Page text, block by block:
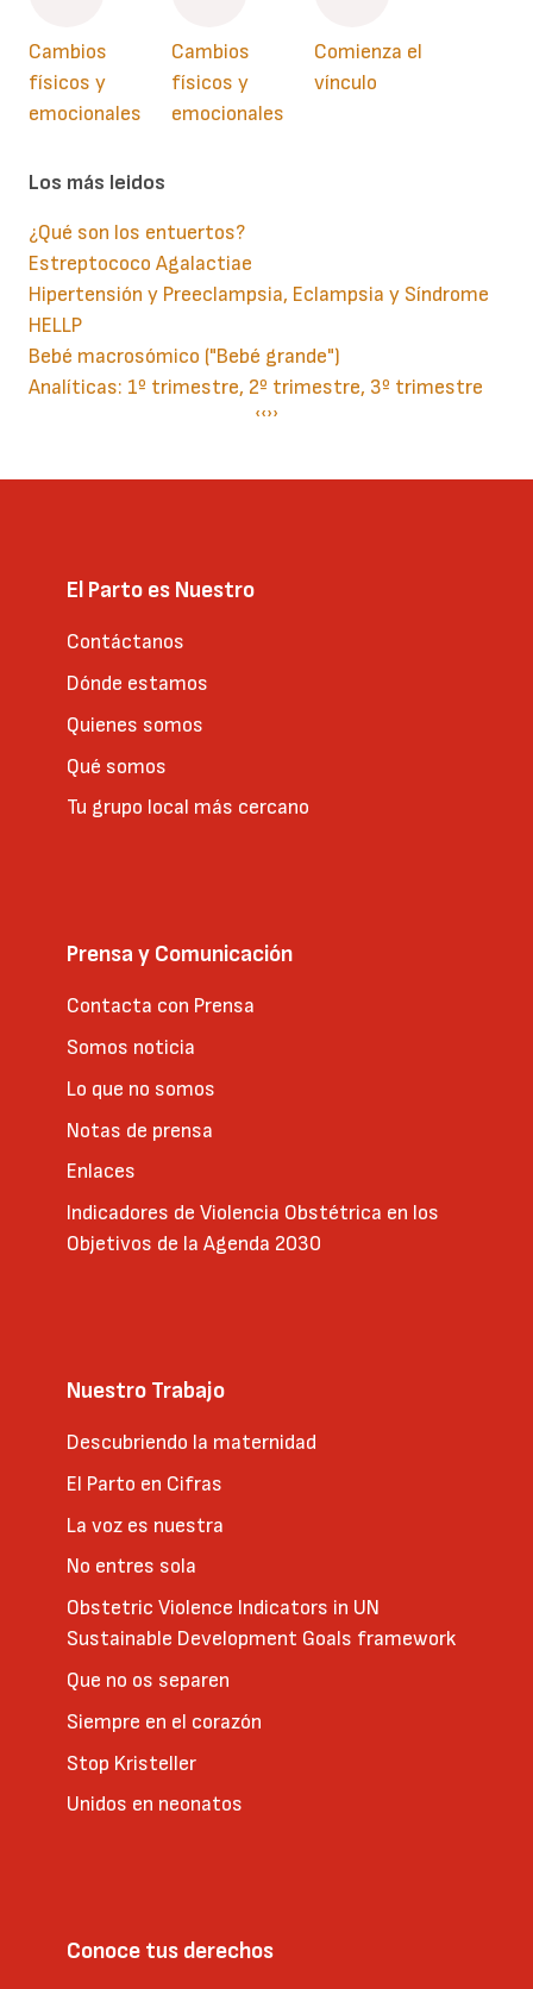
Cambios
físicos y
emocionales
Cambios
físicos y
emocionales
Comienza el
vínculo
Los más leidos
¿Qué son los entuertos?
Estreptococo Agalactiae
Hipertensión y Preeclampsia, Eclampsia y Síndrome
HELLP
Bebé macrosómico ("Bebé grande")
Analíticas: 1º trimestre, 2º trimestre, 3º trimestre
Página
‹‹Siguiente
››
El Parto es Nuestro
Contáctanos
Dónde estamos
Quienes somos
Qué somos
Tu grupo local más cercano
Prensa y Comunicación
Contacta con Prensa
Somos noticia
Lo que no somos
Notas de prensa
Enlaces
Indicadores de Violencia Obstétrica en los
Objetivos de la Agenda 2030
Nuestro Trabajo
Descubriendo la maternidad
El Parto en Cifras
La voz es nuestra
No entres sola
Obstetric Violence Indicators in UN
Sustainable Development Goals framework
Que no os separen
Siempre en el corazón
Stop Kristeller
Unidos en neonatos
Conoce tus derechos